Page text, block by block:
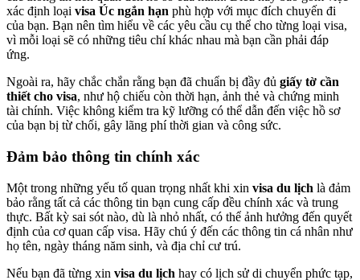
xác định loại visa Úc ngắn hạn phù hợp với mục đích chuyến đi
của bạn. Bạn nên tìm hiểu về các yêu cầu cụ thể cho từng loại visa,
vì mỗi loại sẽ có những tiêu chí khác nhau mà bạn cần phải đáp
ứng.
Ngoài ra, hãy chắc chắn rằng bạn đã chuẩn bị đầy đủ giấy tờ cần
thiết cho visa, như hộ chiếu còn thời hạn, ảnh thẻ và chứng minh
tài chính. Việc không kiểm tra kỹ lưỡng có thể dẫn đến việc hồ sơ
của bạn bị từ chối, gây lãng phí thời gian và công sức.
Đảm bảo thông tin chính xác
Một trong những yếu tố quan trọng nhất khi xin visa du lịch là đảm
bảo rằng tất cả các thông tin bạn cung cấp đều chính xác và trung
thực. Bất kỳ sai sót nào, dù là nhỏ nhất, có thể ảnh hưởng đến quyết
định của cơ quan cấp visa. Hãy chú ý đến các thông tin cá nhân như
họ tên, ngày tháng năm sinh, và địa chỉ cư trú.
Nếu bạn đã từng xin visa du lịch hay có lịch sử di chuyển phức tạp,